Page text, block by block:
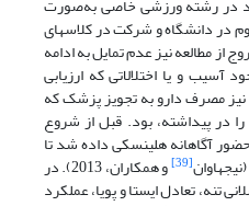
در رشته ورزشی خاصی به‌صورت
در دانشگاه و شرکت در کلاس­های
مطالعه نیز عدم تمایل به ادامه
آسیب و یا اختلالاتی که ارزیابی
نیز مصرف دارو به تجویز پزشک که
را در پی­داشته، بود. قبل از شروع
آگاهانه هلینسکی داده شد تا
[39] و همکاران، 2013). در
تنه، تعادل ایستا و پویا، عملکرد